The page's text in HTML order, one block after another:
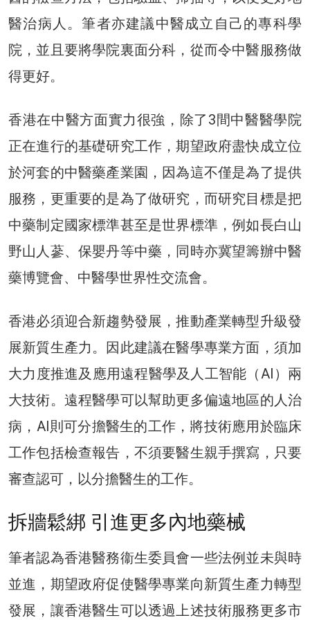
醫治病人。筆者亦建議中醫成立自己的專科學
院，並且要將學院裏面分科，從而令中醫服務做
得更好。
香港在中醫方面實力很強，除了3間中醫醫學院
正在進行的基礎研究工作，期望政府盡快成立位
於河套的中醫藥產業園，因為這不僅是為了提供
服務，更重要的是為了做研究，而研究目標是把
中藥制定國家標準甚至是世界標準，例如長白山
野山人蔘、保嬰丹等中藥，同時亦冀望籌辦中醫
藥博覽會、中醫學世界性交流會。
香港必須迎合新趨勢發展，推動產業轉型升級發
展新質生產力。因此建議在醫學專業方面，須加
大力度推進及應用遠程醫學及人工智能（AI）兩
大技術。遠程醫學可以幫助更多偏遠地區的人治
病，AI則可分擔醫生的工作，將技術應用於臨床
工作包括檢查報告，不須要醫生親手撰寫，只要
審查認可，以分擔醫生的工作。
拆牆鬆綁 引進更多內地藥械
筆者認為香港醫務衞生委員會一些法例並未與時
並進，期望政府促使醫學專業向新質生產力轉型
發展，讓香港醫生可以透過上述技術服務更多市